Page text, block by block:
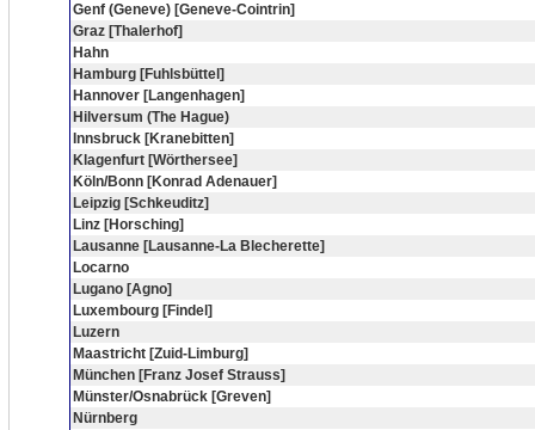
Genf (Geneve) [Geneve-Cointrin]
Graz [Thalerhof]
Hahn
Hamburg [Fuhlsbüttel]
Hannover [Langenhagen]
Hilversum (The Hague)
Innsbruck [Kranebitten]
Klagenfurt [Wörthersee]
Köln/Bonn [Konrad Adenauer]
Leipzig [Schkeuditz]
Linz [Horsching]
Lausanne [Lausanne-La Blecherette]
Locarno
Lugano [Agno]
Luxembourg [Findel]
Luzern
Maastricht [Zuid-Limburg]
München [Franz Josef Strauss]
Münster/Osnabrück [Greven]
Nürnberg